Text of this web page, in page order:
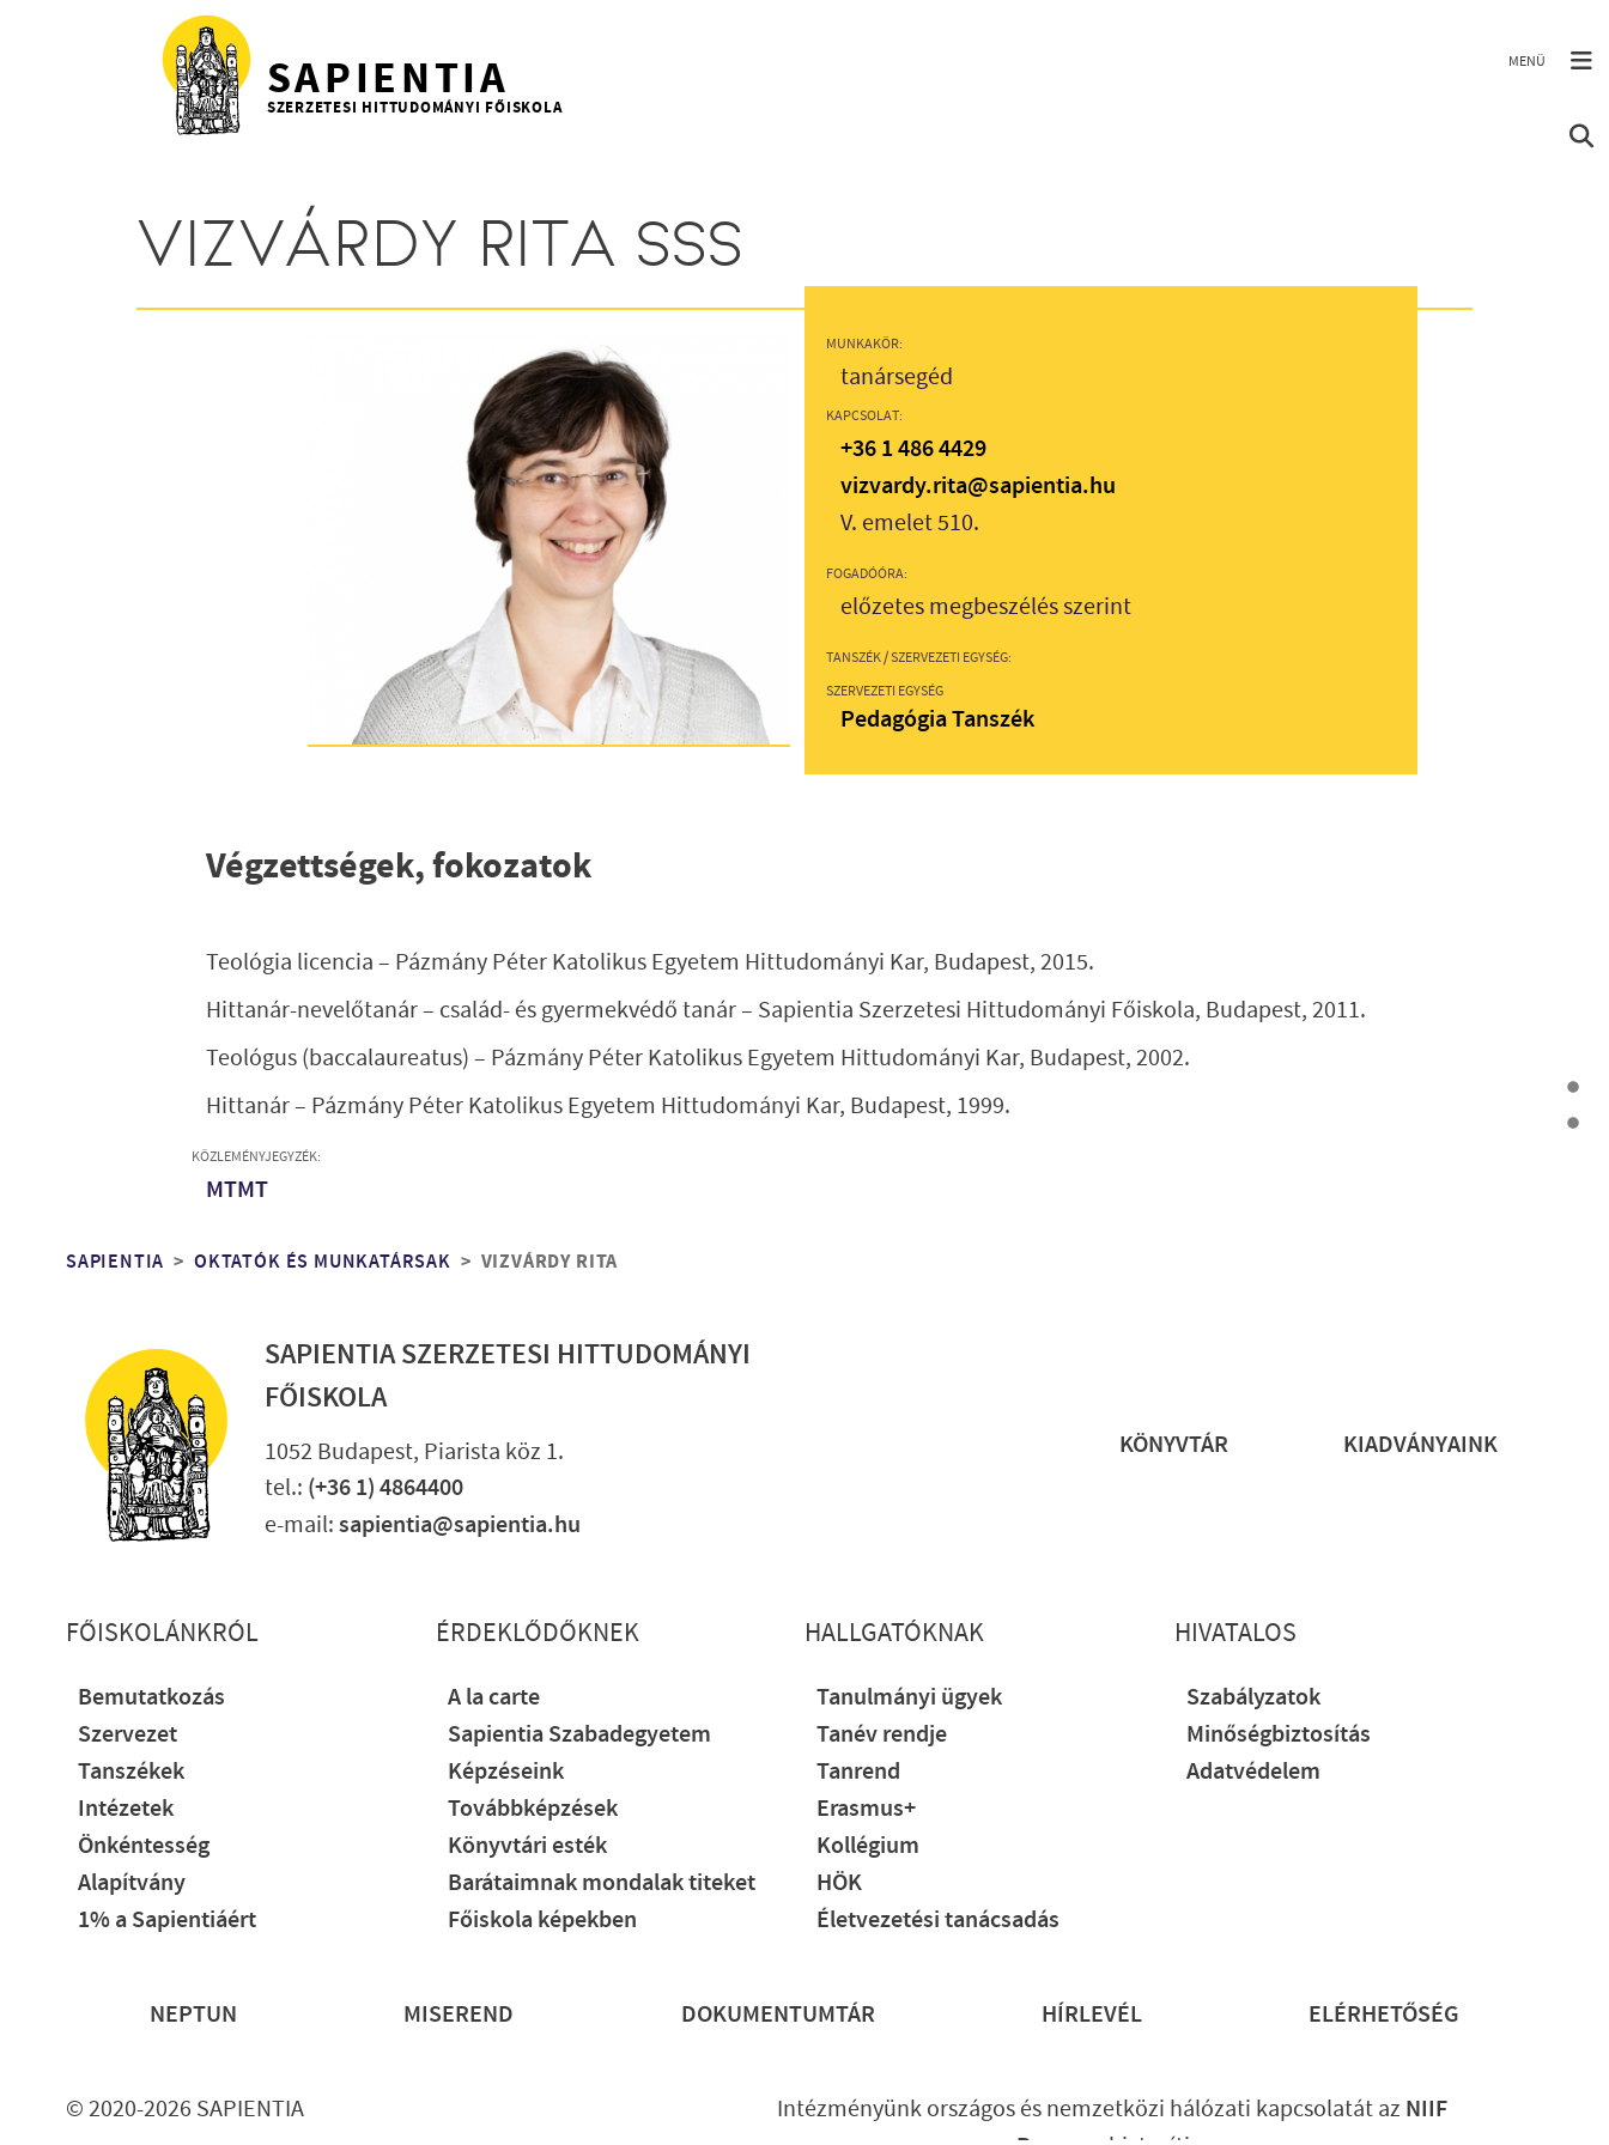
Ugrás a tartalomra
SAPIENTIA
SZERZETESI HITTUDOMÁNYI FŐISKOLA
VIZVÁRDY RITA SSS
MUNKAKÖR:
tanársegéd
KAPCSOLAT:
+36 1 486 4429
vizvardy.rita@sapientia.hu
V. emelet 510.
FOGADÓÓRA:
előzetes megbeszélés szerint
TANSZÉK / SZERVEZETI EGYSÉG:
SZERVEZETI EGYSÉG
Pedagógia Tanszék
Végzettségek, fokozatok
Teológia licencia – Pázmány Péter Katolikus Egyetem Hittudományi Kar, Budapest, 2015.
Hittanár-nevelőtanár – család- és gyermekvédő tanár – Sapientia Szerzetesi Hittudományi Főiskola, Budapest, 2011.
Teológus(baccalaureatus)– Pázmány Péter Katolikus Egyetem Hittudományi Kar, Budapest, 2002.
Hittanár – Pázmány Péter Katolikus Egyetem Hittudományi Kar, Budapest, 1999.
KÖZLEMÉNYJEGYZÉK:
MTMT
Morzsa
SAPIENTIA OKTATÓK ÉS MUNKATÁRSAK VIZVÁRDY RITA
SAPIENTIA SZERZETESI HITTUDOMÁNYI
FŐISKOLA
1052 Budapest, Piarista köz 1.
tel.: (+36 1) 4864400
e-mail:sapientia@sapientia.hu
KÖNYVTÁR KIADVÁNYAINK
Lábléc részletes
FŐISKOLÁNKRÓL
Bemutatkozás
Szervezet
Tanszékek
Intézetek
Önkéntesség
Alapítvány
1% a Sapientiáért
ÉRDEKLŐDŐKNEK
A la carte
Sapientia Szabadegyetem
Képzéseink
Továbbképzések
Könyvtári esték
Barátaimnak mondalak titeket
Főiskola képekben
HALLGATÓKNAK
Tanulmányi ügyek
Tanév rendje
Tanrend
Erasmus+
Kollégium
HÖK
Életvezetési tanácsadás
HIVATALOS
Szabályzatok
Minőségbiztosítás
Adatvédelem
Lábléc
NEPTUN MISEREND DOKUMENTUMTÁR HÍRLEVÉL ELÉRHETŐSÉG
© 2020-2026 SAPIENTIA Intézményünk országos és nemzetközi hálózati kapcsolatát az NIIF